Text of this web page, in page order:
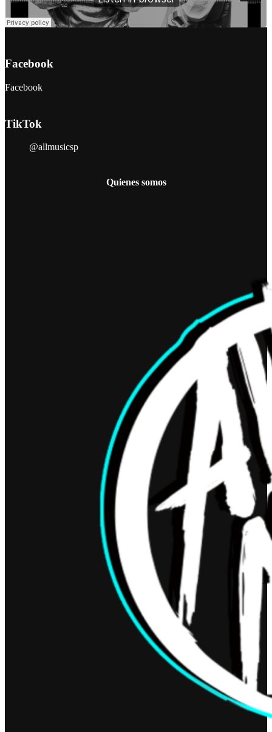
Facebook
Facebook
TikTok
@allmusicsp
Quienes somos